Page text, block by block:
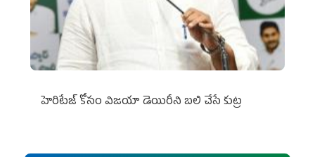
హెరిటేజ్ కోసం విజయా డెయిరీని బలి చేసే కుట్ర‌